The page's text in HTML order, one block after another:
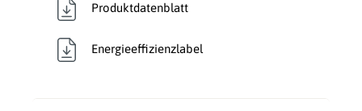
Produktdatenblatt
Energieeffizienzlabel